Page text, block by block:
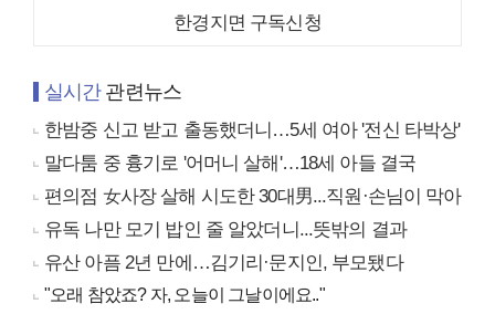
한경지면 구독신청
실시간관련뉴스
한밤중 신고 받고 출동했더니…5세 여아 '전신 타박상'
말다툼 중 흉기로 '어머니 살해'…18세 아들 결국
편의점 女사장 살해 시도한 30대男...직원·손님이 막아
유독 나만 모기 밥인 줄 알았더니...뜻밖의 결과
유산 아픔 2년 만에…김기리·문지인, 부모됐다
"오래 참았죠? 자, 오늘이 그날이에요.."